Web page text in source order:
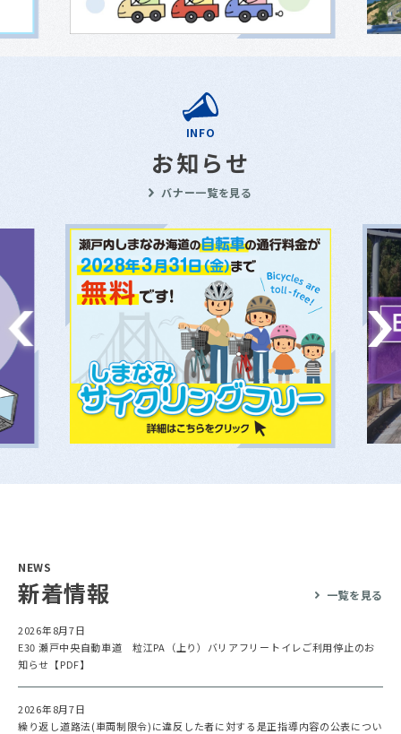
INFO
お知らせ
バナー一覧を見る
NEWS
新着情報 一覧を見る
2026年8月7日
E30 瀬戸中央自動車道 粒江PA（上り）バリアフリートイレご利用停止のお
知らせ【PDF】
2026年8月7日
繰り返し道路法(車両制限令)に違反した者に対する是正指導内容の公表につい